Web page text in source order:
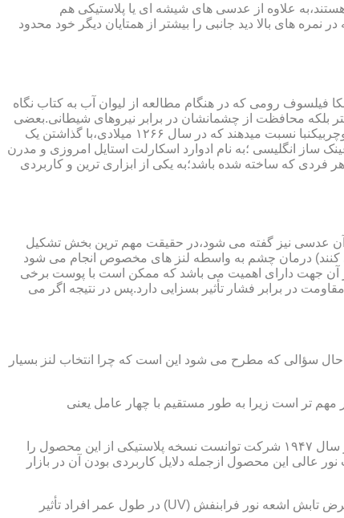
علاوه از عدسی های شیشه ای یا پلاستیکی هم
های بالا دید جانبی را بیشتر از همتایان دیگر خود محدود
فیلسوف رومی که در هنگام مطالعه از لیوان آب به کتاب نگاه
بلکه محافظت از چشمانشان در برابر نیروهای شیطانی.بعضی
دیگر عقیده دارند اولین عینک توسط سالوینو دارماتی اهل ایتالیا در سال ۱۲۸۴ میلادی ساخته شده،برخی دیگر اختراع عینک را به مردی به نام روچربیکنبا نسبت میدهند که در سال ۱۲۶۶ میلادی،با گذاشتن یک
را درشت تر و واضح تر می دید.اما چیزی که مشخص است این است که در سال ۱۷۲۷ میلادی یک عینک ساز انگلیسی ؛به نام ادوارد اسکارلت استایل امروزی و مدرن
که ساخته شده باشد؛به یکی از ابزاری ترین و کاربردی
عدسی نیز گفته می شود،در حقیقت مهم ترین بخش تشکیل
کنند) درمان چشم به واسطه لنز های مخصوص انجام می شود
آن جهت دارای اهمیت می باشد که ممکن است با پوست برخی
در برابر فشار تأثیر بسزایی دارد.پس در نتیجه اگر می
سؤالی که مطرح می شود این است که چرا انتخاب لنز بسیار
مهم تر است زیرا به طور مستقیم با چهار عامل یعنی
در قدیم از عدسی شیشه ای استفاده می شد،اما شیشه بسیار سنگین بوده و همچنین به راحتی شکسته و به چشم آسیب می رساند.در نهایت در سال ۱۹۴۷ شرکت توانست نسخه پلاستیکی از این محصول را
عالی این محصول ازجمله دلایل کاربردی بودن آن در بازار
عامل بعدی که جزء اصلی ترین ویژگی های عینک طبی است،مقاومت در برابر اشعه UV در هر دو نوع A و B می باشد.قطعاً قرار گرفتن در معرض تابش اشعه نور فرابنفش (UV) در طول عمر افراد تأثیر